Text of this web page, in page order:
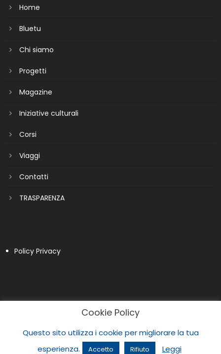
Home
Bluetu
Chi siamo
Progetti
Magazine
Iniziative culturali
Corsi
Viaggi
Contatti
TRASPARENZA
Policy Privacy
Cookie Policy
Questo sito utilizza i cookie per migliorare la tua
esperienza.
Accetto Rifiuto Leggi